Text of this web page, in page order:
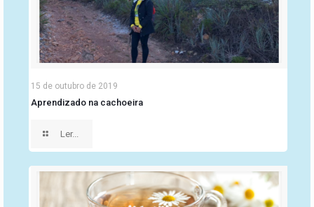
15 de outubro de 2019
Aprendizado na cachoeira
Ler...